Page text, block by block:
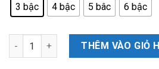
3 bậc 4 bậc 5 bâc 6 bậc
Thang nhôm gấp chữ A đa năng
THÊM VÀO GIỎ